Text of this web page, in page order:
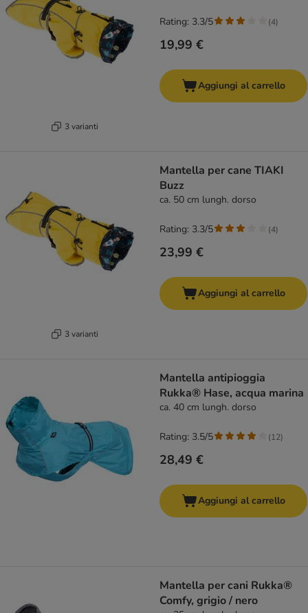
3 varianti
19,99 €
Rating: 3.3/5 (4)
Aggiungi al carrello
3 varianti
Mantella per cane TIAKI
Buzz
ca. 50 cm lungh. dorso
23,99 €
Rating: 3.3/5 (4)
Aggiungi al carrello
Mantella antipioggia
Rukka® Hase, acqua marina
ca. 40 cm lungh. dorso
28,49 €
Rating: 3.5/5 (12)
Aggiungi al carrello
Mantella per cani Rukka®
Comfy, grigio / nero